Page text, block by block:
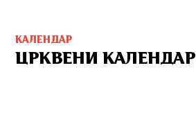
КАЛЕНДАР
ЦРКВЕНИ КАЛЕНДАР